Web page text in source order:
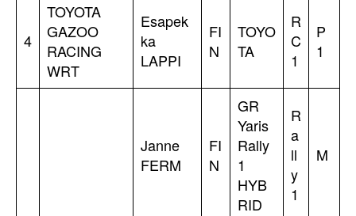
4
TOYOTA
GAZOO
RACING
WRT
Esapek
ka
LAPPI
FI
N
TOYO
TA
R
C
1
P
1
Janne
FERM
FI
N
GR
Yaris
Rally
1
HYB
RID
R
a
ll
y
1
M